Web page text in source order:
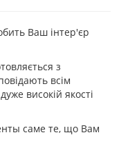
Ваш інтер'єр
з
всім
високій якості
саме те, що Вам